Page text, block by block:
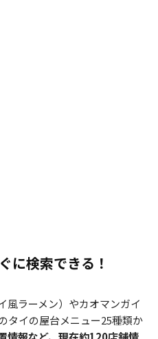
に検索できる！
風ラーメン）やカオマンガイ
タイの屋台メニュー25種類か